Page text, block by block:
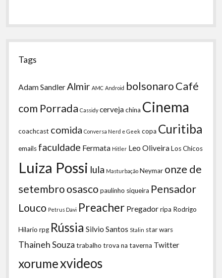
Tags
Adam Sandler Almir AMC Android bolsonaroCafé
com Porrada Cassidy cervejachina Cinema
coachcast comida Conversa Nerd e Geek copa Curitiba
emails faculdade Fermata Hitler Leo OliveiraLos Chicos
Luiza Possi lula Masturbação Neymar onze de
setembroosasco paulinho siqueira Pensador
Louco Petrus Davi Preacher Pregadorripa Rodrigo
Hilario rpg Rússia Silvio Santos Stalin star wars
Thaineh Souza trabalho trova na taverna Twitter
xorumexvideos